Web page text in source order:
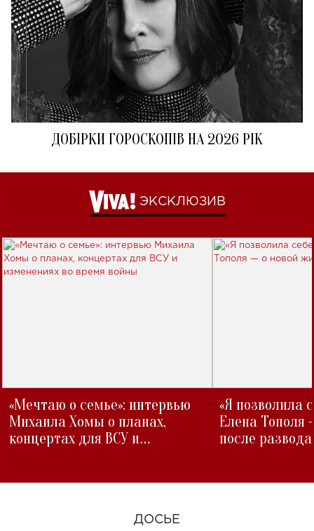
ДОБІРКИ ГОРОСКОПІВ НА 2026 РІК
ЭКСКЛЮЗИВ
«Мечтаю о семье»: интервью
Михаила Хомы о планах,
концертах для ВСУ и
«Я позволила
Елена Тополя
после развода
ДОСЬЕ